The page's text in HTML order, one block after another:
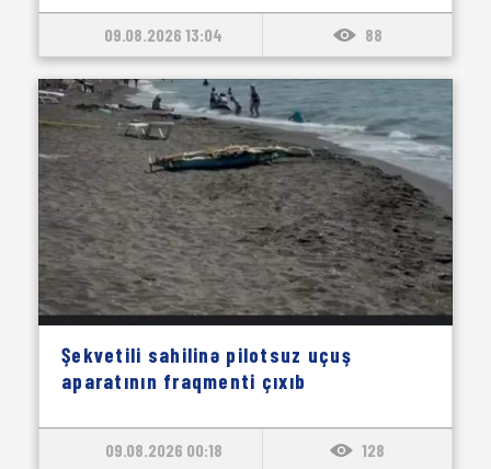
09.08.2026 13:04 88
Şekvetili sahilinə pilotsuz uçuş
aparatının fraqmenti çıxıb
09.08.2026 00:18 128